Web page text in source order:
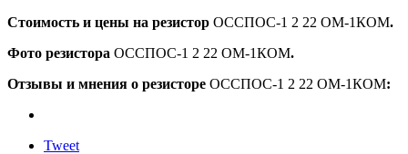
Стоимость и цены на резистор ОССПОС-1 2 22 ОМ-1КОМ.
Фото резистора ОССПОС-1 2 22 ОМ-1КОМ.
Отзывы и мнения о резисторе ОССПОС-1 2 22 ОМ-1КОМ:
Tweet